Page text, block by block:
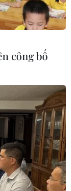
đũa Mỹ về
trả đũa bằng
al-Asad tại
một cái tát
công bố